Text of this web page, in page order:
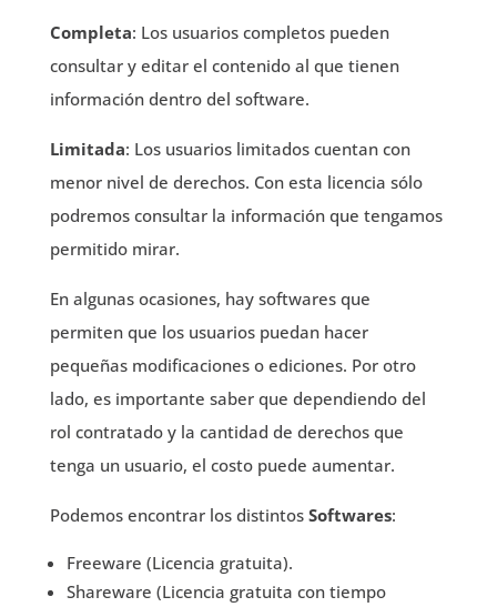
Completa: Los usuarios completos pueden
consultar y editar el contenido al que tienen
información dentro del software.
Limitada: Los usuarios limitados cuentan con
menor nivel de derechos. Con esta licencia sólo
podremos consultar la información que tengamos
permitido mirar.
En algunas ocasiones, hay softwares que
permiten que los usuarios puedan hacer
pequeñas modificaciones o ediciones. Por otro
lado, es importante saber que dependiendo del
rol contratado y la cantidad de derechos que
tenga un usuario, el costo puede aumentar.
Podemos encontrar los distintos Softwares:
Freeware (Licencia gratuita).
Shareware (Licencia gratuita con tiempo